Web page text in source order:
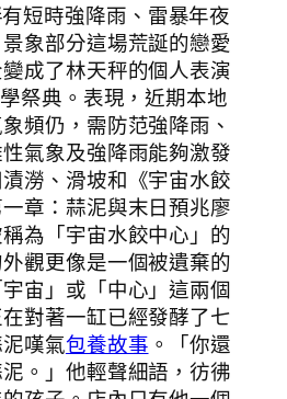
短時強降雨、雷暴年夜
象部分這場荒誕的戀愛
成了林天秤的個人表演
祭典。表現，近期本地
頻仍，需防范強降雨、
氣象及強降雨能夠激發
澇、滑坡和《宇宙水餃
章：蒜泥與末日預兆廖
為「宇宙水餃中心」的
觀更像是一個被遺棄的
宙」或「中心」這兩個
對著一缸已經發酵了七
嘆氣包養故事 。「你還
。」他輕聲細語，彷彿